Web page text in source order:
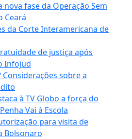
fase da Operação Sem
Ceará
da Corte Interamericana de
de justiça após
Infojud
sobre a
à TV Globo a força do
Vai à Escola
para visita de
Bolsonaro